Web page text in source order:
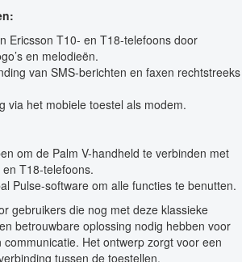
Ericsson T10- en T18-telefoons door
en melodieën.
van SMS-berichten en faxen rechtstreeks
via het mobiele toestel als modem.
om de Palm V-handheld te verbinden met
T18-telefoons.
Pulse-software om alle functies te benutten.
gebruikers die nog met deze klassieke
betrouwbare oplossing nodig hebben voor
Het ontwerp zorgt voor een
tussen de toestellen.